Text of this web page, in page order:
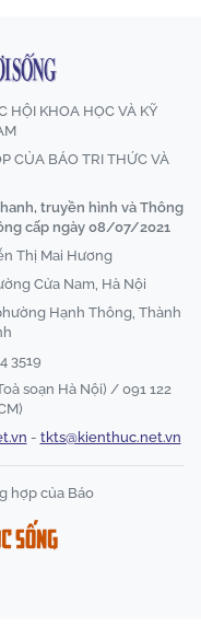
HỘI KHOA HỌC VÀ KỸ
CỦA BÁO TRI THỨC VÀ
truyền hình và Thông
cấp ngày 08/07/2021
Thị Mai Hương
Cửa Nam, Hà Nội
Hạnh Thông, Thành
3519
soạn Hà Nội) / 091 122
- tkts@kienthuc.net.vn
hợp của Báo